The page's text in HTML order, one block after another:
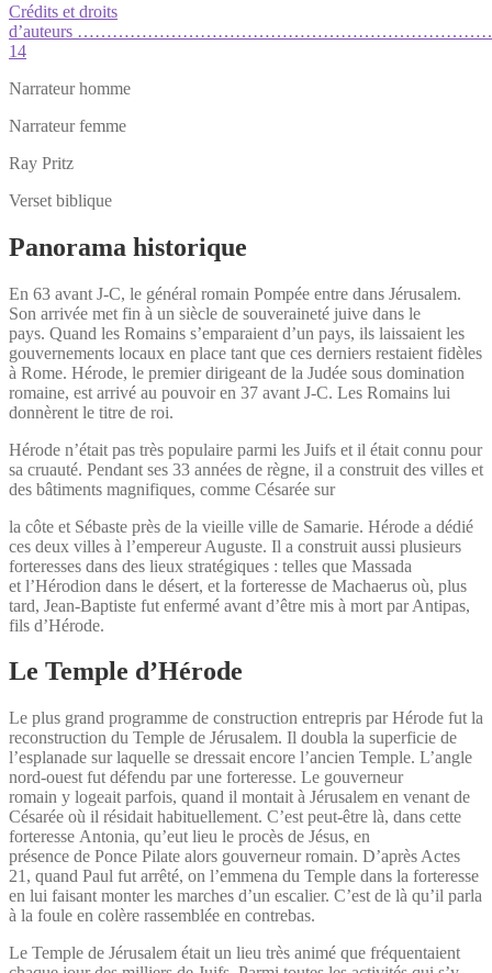
Crédits et droits
d’auteurs
14
Narrateur homme
Narrateur femme
Ray Pritz
Verset biblique
Panorama historique
En 63 avant J-C, le général romain Pompée entre dans Jérusalem.
Son arrivée met fin à un siècle de souveraineté juive dans le
pays. Quand les Romains s’emparaient d’un pays, ils laissaient les
gouvernements locaux en place tant que ces derniers restaient fidèles
à Rome. Hérode, le premier dirigeant de la Judée sous domination
romaine, est arrivé au pouvoir en 37 avant J-C. Les Romains lui
donnèrent le titre de roi.
Hérode n’était pas très populaire parmi les Juifs et il était connu pour
sa cruauté. Pendant ses 33 années de règne, il a construit des villes et
des bâtiments magnifiques, comme Césarée sur
la côte et Sébaste près de la vieille ville de Samarie. Hérode a dédié
ces deux villes à l’empereur Auguste. Il a construit aussi plusieurs
forteresses dans des lieux stratégiques : telles que Massada
et l’Hérodion dans le désert, et la forteresse de Machaerus où, plus
tard, Jean-Baptiste fut enfermé avant d’être mis à mort par Antipas,
fils d’Hérode.
Le Temple d’Hérode
Le plus grand programme de construction entrepris par Hérode fut la
reconstruction du Temple de Jérusalem. Il doubla la superficie de
l’esplanade sur laquelle se dressait encore l’ancien Temple. L’angle
nord-ouest fut défendu par une forteresse. Le gouverneur
romain y logeait parfois, quand il montait à Jérusalem en venant de
Césarée où il résidait habituellement. C’est peut-être là, dans cette
forteresse Antonia, qu’eut lieu le procès de Jésus, en
présence de Ponce Pilate alors gouverneur romain. D’après Actes
21, quand Paul fut arrêté, on l’emmena du Temple dans la forteresse
en lui faisant monter les marches d’un escalier. C’est de là qu’il parla
à la foule en colère rassemblée en contrebas.
Le Temple de Jérusalem était un lieu très animé que fréquentaient